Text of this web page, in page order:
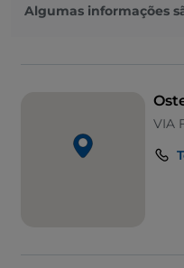
Algumas informações
VIA